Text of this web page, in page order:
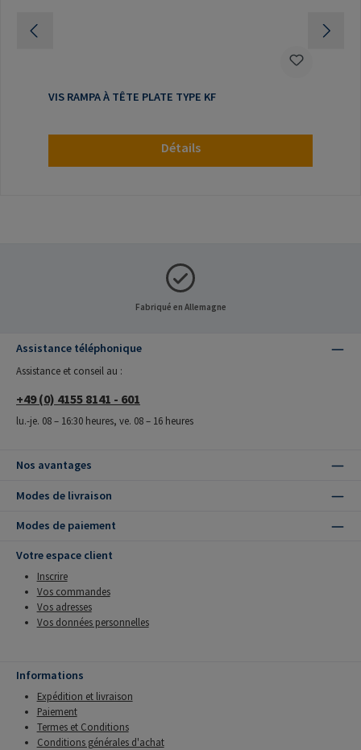
VIS RAMPA À TÊTE PLATE TYPE KF
Détails
Fabriqué en Allemagne
Assistance téléphonique
Assistance et conseil au :
+49 (0) 4155 8141 - 601
lu.-je. 08 – 16:30 heures, ve. 08 – 16 heures
Nos avantages
Modes de livraison
Modes de paiement
Votre espace client
Inscrire
Vos commandes
Vos adresses
Vos données personnelles
Informations
Expédition et livraison
Paiement
Termes et Conditions
Conditions générales d'achat